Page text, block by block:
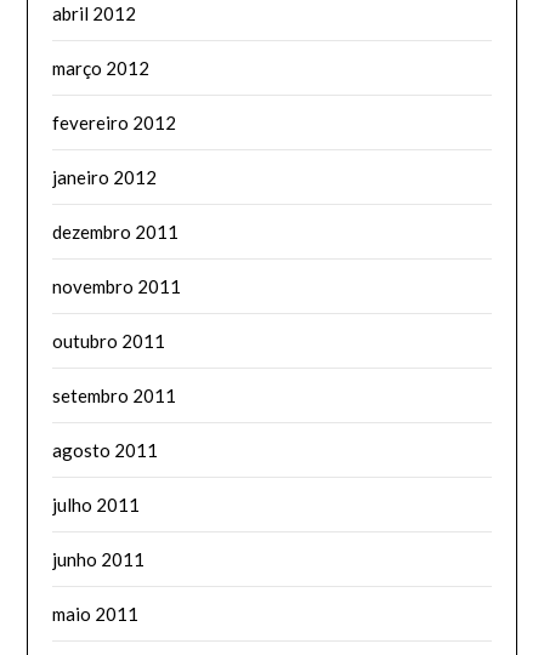
abril 2012
março 2012
fevereiro 2012
janeiro 2012
dezembro 2011
novembro 2011
outubro 2011
setembro 2011
agosto 2011
julho 2011
junho 2011
maio 2011